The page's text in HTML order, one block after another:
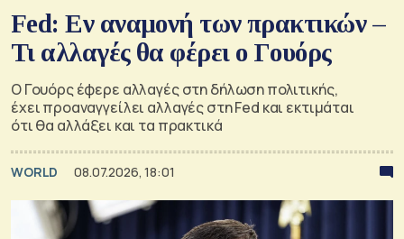
Fed: Εν αναμονή των πρακτικών –
Τι αλλαγές θα φέρει ο Γουόρς
Ο Γουόρς έφερε αλλαγές στη δήλωση πολιτικής,
έχει προαναγγείλει αλλαγές στη Fed και εκτιμάται
ότι θα αλλάξει και τα πρακτικά
WORLD 08.07.2026, 18:01